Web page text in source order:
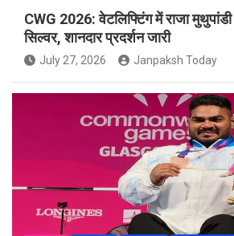
CWG 2026: वेटलिफ्टिंग में राजा मुथुपांडी
सिल्वर, शानदार प्रदर्शन जारी
July 27, 2026 Janpaksh Today